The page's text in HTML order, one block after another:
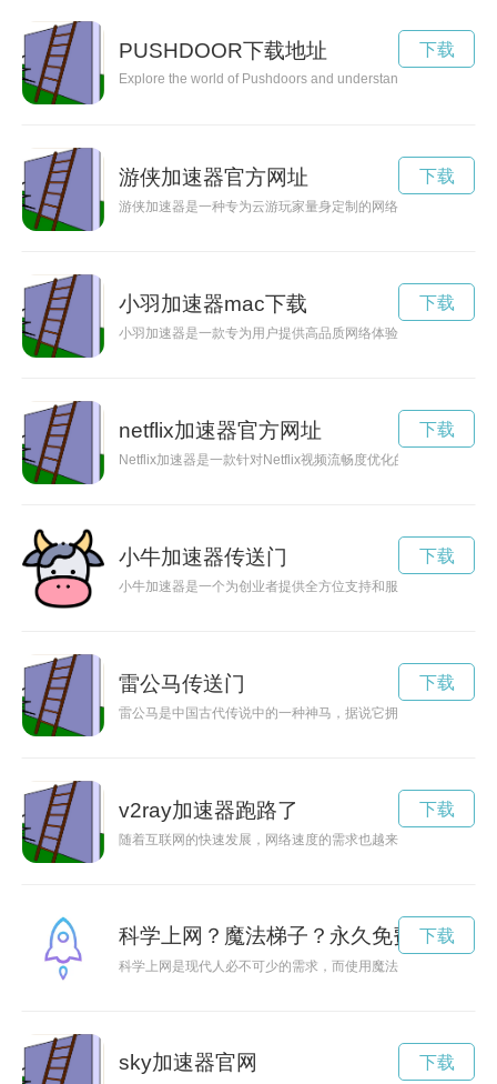
PUSHDOOR下载地址
Explore the world of Pushdoors and understand how these
下载
游侠加速器官方网址
游侠加速器是一种专为云游玩家量身定制的网络加速工具，能
下载
小羽加速器mac下载
小羽加速器是一款专为用户提供高品质网络体验的工具。通过
下载
netflix加速器官方网址
Netflix加速器是一款针对Netflix视频流畅度优化的新技术，能够
下载
小牛加速器传送门
小牛加速器是一个为创业者提供全方位支持和服务的创业孵化
下载
雷公马传送门
雷公马是中国古代传说中的一种神马，据说它拥有惊人的力量
下载
v2ray加速器跑路了
随着互联网的快速发展，网络速度的需求也越来越迫切。
下载
科学上网？魔法梯子？永久免费加速
科学上网是现代人必不可少的需求，而使用魔法梯子这种手段
下载
sky加速器官网 下载